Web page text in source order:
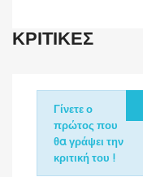
ΚΡΙΤΙΚΈΣ
Γίνετε ο
πρώτος που
θα γράψει την
κριτική του !